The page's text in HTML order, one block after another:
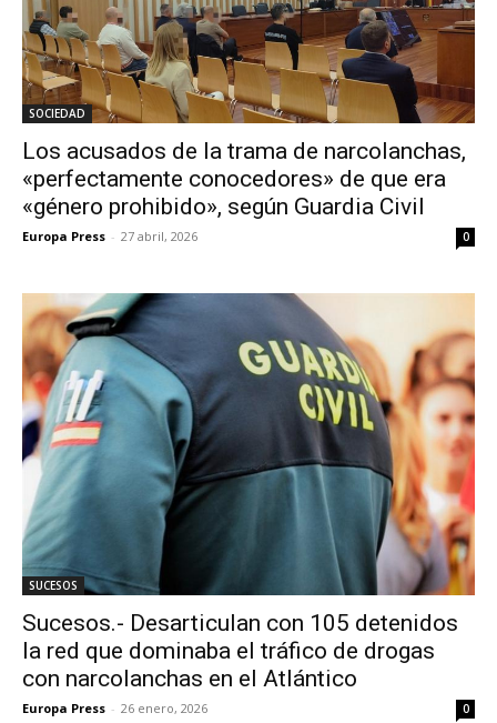
SOCIEDAD
Los acusados de la trama de narcolanchas,
«perfectamente conocedores» de que era
«género prohibido», según Guardia Civil
Europa Press - 27 abril, 2026 0
SUCESOS
Sucesos.- Desarticulan con 105 detenidos
la red que dominaba el tráfico de drogas
con narcolanchas en el Atlántico
Europa Press - 26 enero, 2026 0